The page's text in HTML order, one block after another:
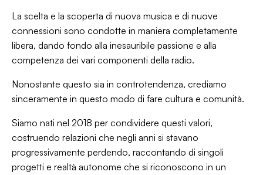
La scelta e la scoperta di nuova musica e di nuove
connessioni sono condotte in maniera completamente
libera, dando fondo alla inesauribile passione e alla
competenza dei vari componenti della radio.
Nonostante questo sia in controtendenza, crediamo
sinceramente in questo modo di fare cultura e comunità.
Siamo nati nel 2018 per condividere questi valori,
costruendo relazioni che negli anni si stavano
progressivamente perdendo, raccontando di singoli
progetti e realtà autonome che si riconoscono in un